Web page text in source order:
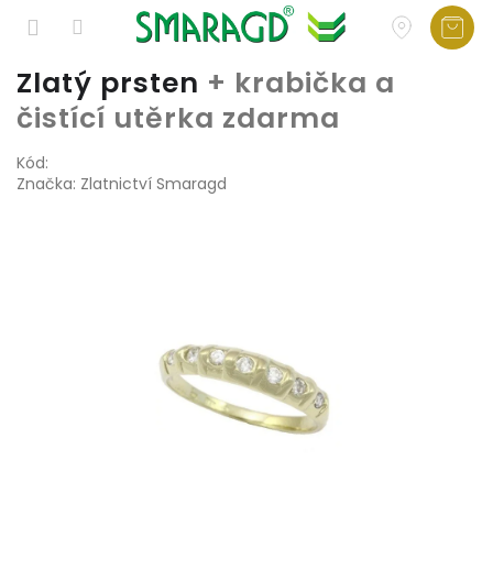
Přejít
na
obsah
Zlatý prsten + krabička a
čistící utěrka zdarma
Kód:
Značka: Zlatnictví Smaragd